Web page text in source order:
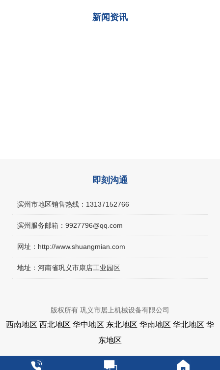
新闻资讯
即刻沟通
滨州市地区销售热线：13137152766
滨州服务邮箱：9927796@qq.com
网址：http://www.shuangmian.com
地址：河南省巩义市康店工业园区
版权所有 巩义市居上机械设备有限公司
西南地区 西北地区 华中地区 东北地区 华南地区 华北地区 华
东地区